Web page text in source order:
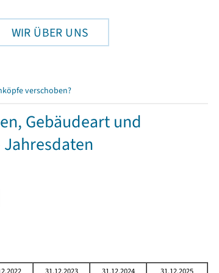
WIR ÜBER UNS
verschoben?
Gebäudeart und
31.12.2023 31.12.2024 31.12.2025